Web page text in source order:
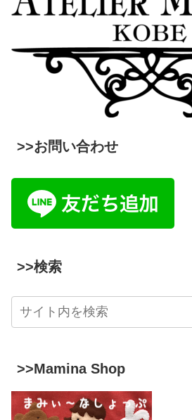
>>お問い合わせ
>>検索
>>Mamina Shop